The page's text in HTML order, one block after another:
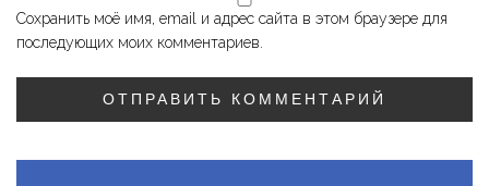
Сохранить моё имя, email и адрес сайта в этом браузере для
последующих моих комментариев.